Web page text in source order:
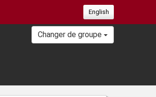
English
Changer de groupe